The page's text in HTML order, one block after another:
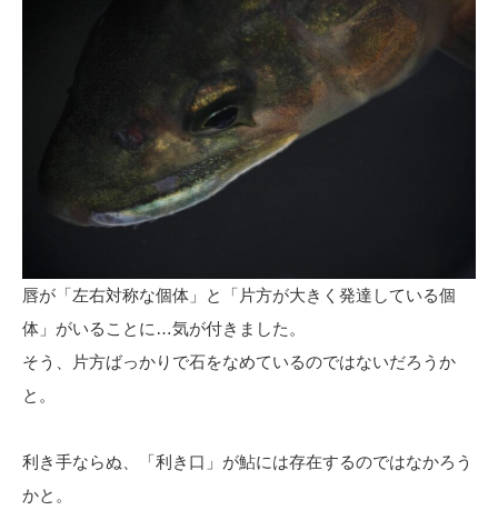
唇が「左右対称な個体」と「片方が大きく発達している個
体」がいることに…気が付きました。
そう、片方ばっかりで石をなめているのではないだろうか
と。
利き手ならぬ、「利き口」が鮎には存在するのではなかろう
かと。